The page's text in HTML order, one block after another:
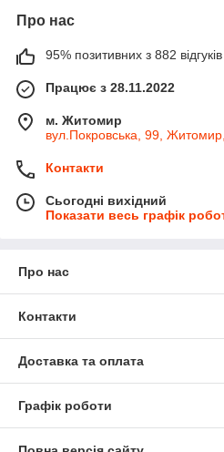
Про нас
95% позитивних з 882 відгуків
Працює з 28.11.2022
м. Житомир
вул.Покровська, 99,
Контакти
Сьогодні вихідний
Показати весь графік
Про нас
Контакти
Доставка та оплата
Графік роботи